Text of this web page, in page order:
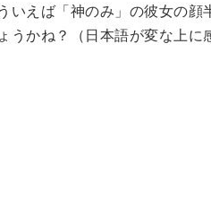
いえば「神のみ」の彼女の顔
うかね？（日本語が変な上に